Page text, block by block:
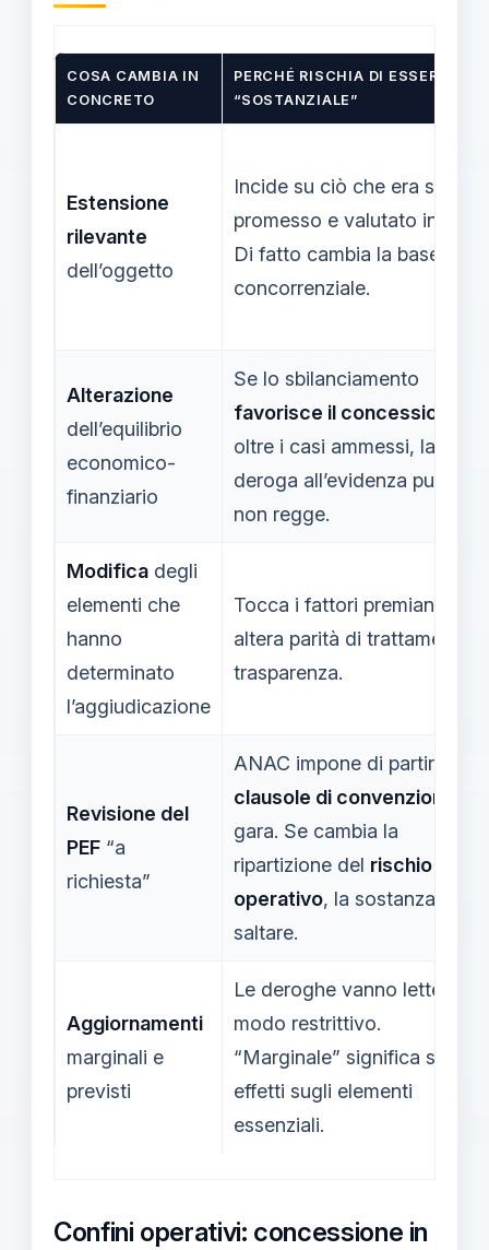
COSA CAMBIA IN
CONCRETO
PERCHÉ RISCHIA DI ESSERE
“SOSTANZIALE”
Estensione
rilevante
dell’oggetto
Incide su ciò che era stato
promesso e valutato in gara.
Di fatto cambia la base
concorrenziale.
Alterazione
dell’equilibrio
economico-
finanziario
Se lo sbilanciamento
favorisce il concessionario
oltre i casi ammessi, la
deroga all’evidenza pubblica
non regge.
Modifica degli
elementi che
hanno
determinato
l’aggiudicazione
Tocca i fattori premianti e
altera parità di trattamento e
trasparenza.
Revisione del
PEF “a
richiesta”
ANAC impone di partire da
clausole di convenzione
gara. Se cambia la
ripartizione del rischio
operativo, la sostanza può
saltare.
Aggiornamenti
marginali e
previsti
Le deroghe vanno lette in
modo restrittivo.
“Marginale” significa senza
effetti sugli elementi
essenziali.
Confini operativi: concessione in